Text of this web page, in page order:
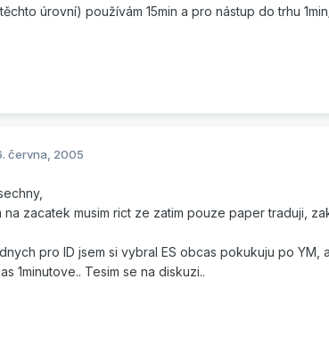
úrovní) používám 15min a pro nástup do trhu
června, 2005
na zacatek musim rict ze zatim pouze paper traduji,
pro ID jsem si vybral ES obcas pokukuju po YM,
1minutove.. Tesim se na diskuzi..